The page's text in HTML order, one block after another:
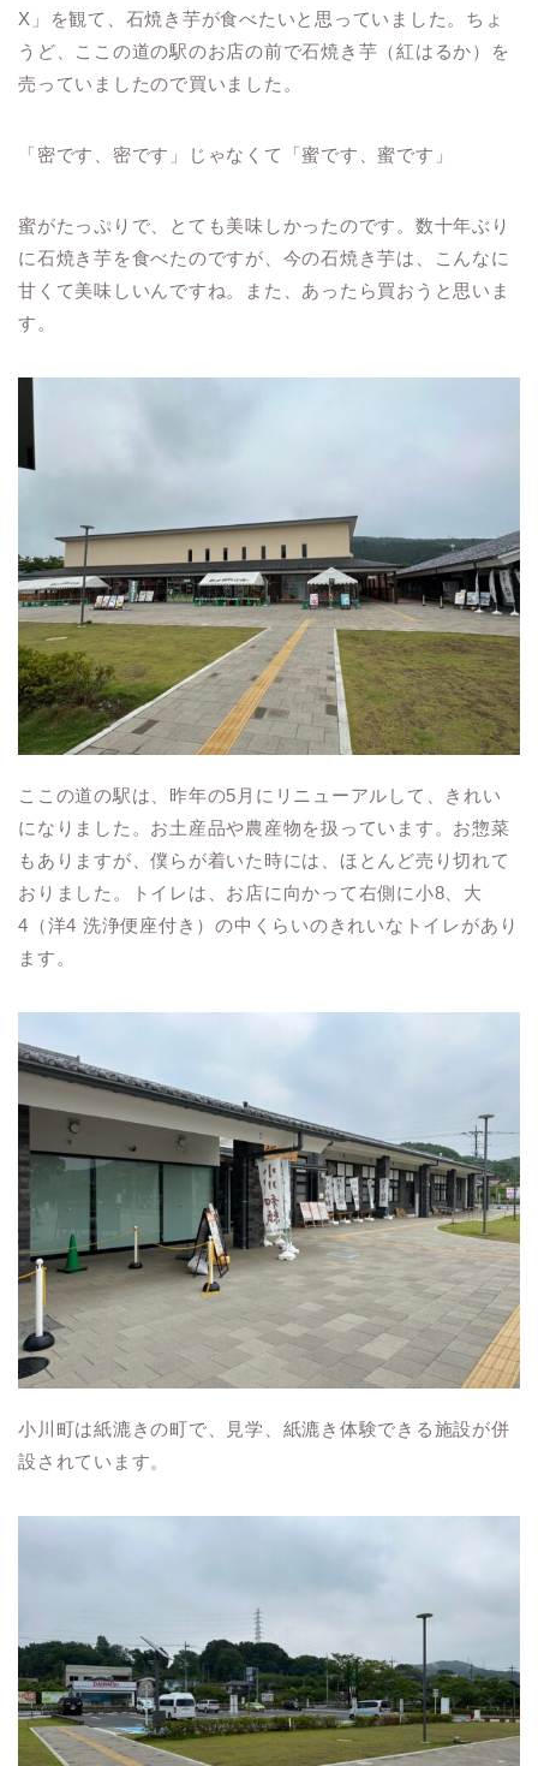
X」を観て、石焼き芋が食べたいと思っていました。ちょ
うど、ここの道の駅のお店の前で石焼き芋（紅はるか）を
売っていましたので買いました。
「密です、密です」じゃなくて「蜜です、蜜です」
蜜がたっぷりで、とても美味しかったのです。数十年ぶり
に石焼き芋を食べたのですが、今の石焼き芋は、こんなに
甘くて美味しいんですね。また、あったら買おうと思いま
す。
ここの道の駅は、昨年の5月にリニューアルして、きれい
になりました。お土産品や農産物を扱っています。お惣菜
もありますが、僕らが着いた時には、ほとんど売り切れて
おりました。トイレは、お店に向かって右側に小8、大
4（洋4 洗浄便座付き）の中くらいのきれいなトイレがあり
ます。
小川町は紙漉きの町で、見学、紙漉き体験できる施設が併
設されています。